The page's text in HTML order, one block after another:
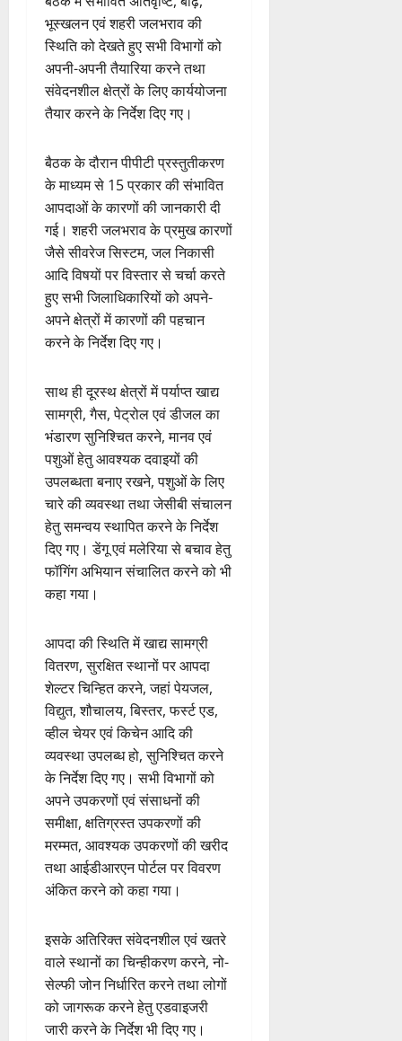
भूस्खलन एवं शहरी जलभराव की
स्थिति को देखते हुए सभी विभागों को
अपनी-अपनी तैयारिया करने तथा
संवेदनशील क्षेत्रों के लिए कार्ययोजना
तैयार करने के निर्देश दिए गए।
बैठक के दौरान पीपीटी प्रस्तुतीकरण
के माध्यम से 15 प्रकार की संभावित
आपदाओं के कारणों की जानकारी दी
गई। शहरी जलभराव के प्रमुख कारणों
जैसे सीवरेज सिस्टम, जल निकासी
आदि विषयों पर विस्तार से चर्चा करते
हुए सभी जिलाधिकारियों को अपने-
अपने क्षेत्रों में कारणों की पहचान
करने के निर्देश दिए गए।
साथ ही दूरस्थ क्षेत्रों में पर्याप्त खाद्य
सामग्री, गैस, पेट्रोल एवं डीजल का
भंडारण सुनिश्चित करने, मानव एवं
पशुओं हेतु आवश्यक दवाइयों की
उपलब्धता बनाए रखने, पशुओं के लिए
चारे की व्यवस्था तथा जेसीबी संचालन
हेतु समन्वय स्थापित करने के निर्देश
दिए गए। डेंगू एवं मलेरिया से बचाव हेतु
फॉगिंग अभियान संचालित करने को भी
कहा गया।
आपदा की स्थिति में खाद्य सामग्री
वितरण, सुरक्षित स्थानों पर आपदा
शेल्टर चिन्हित करने, जहां पेयजल,
विद्युत, शौचालय, बिस्तर, फर्स्ट एड,
व्हील चेयर एवं किचेन आदि की
व्यवस्था उपलब्ध हो, सुनिश्चित करने
के निर्देश दिए गए। सभी विभागों को
अपने उपकरणों एवं संसाधनों की
समीक्षा, क्षतिग्रस्त उपकरणों की
मरम्मत, आवश्यक उपकरणों की खरीद
तथा आईडीआरएन पोर्टल पर विवरण
अंकित करने को कहा गया।
इसके अतिरिक्त संवेदनशील एवं खतरे
वाले स्थानों का चिन्हीकरण करने, नो-
सेल्फी जोन निर्धारित करने तथा लोगों
को जागरूक करने हेतु एडवाइजरी
जारी करने के निर्देश भी दिए गए।